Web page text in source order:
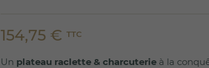
154,75 € TTC
Un plateau raclette & charcuterie à la